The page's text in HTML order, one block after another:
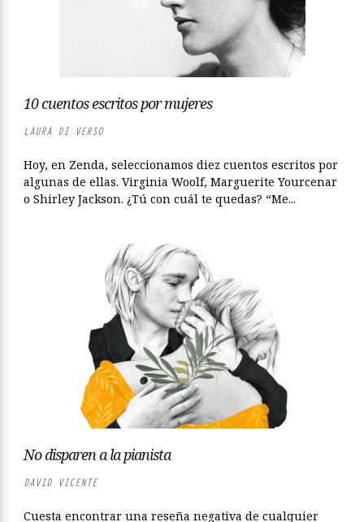
10 cuentos escritos por mujeres
LAURA DI VERSO
Hoy, en Zenda, seleccionamos diez cuentos escritos por
algunas de ellas. Virginia Woolf, Marguerite Yourcenar
o Shirley Jackson. ¿Tú con cuál te quedas? “Me...
No disparen a la pianista
DAVID VICENTE
Cuesta encontrar una reseña negativa de cualquier